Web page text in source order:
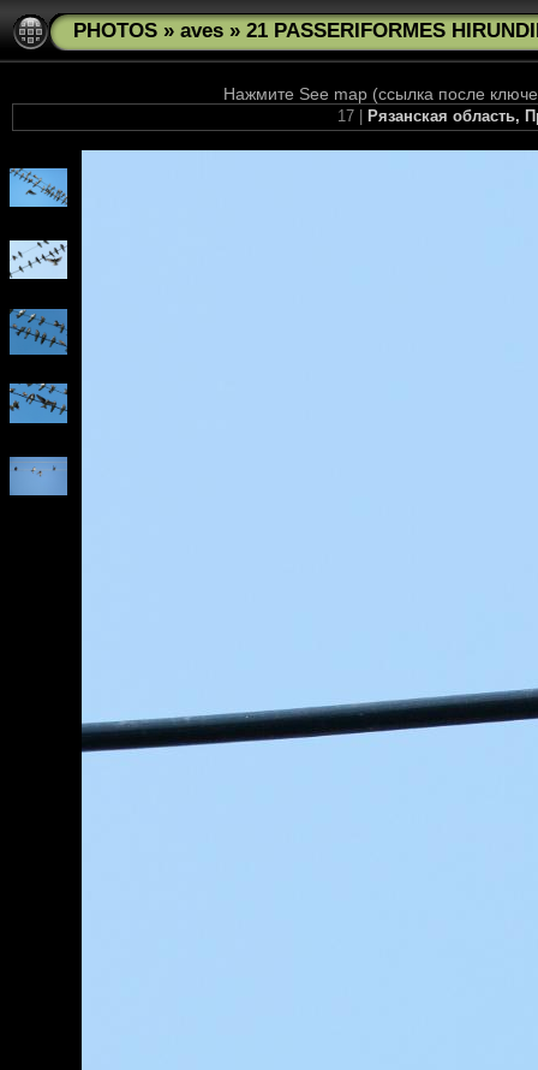
PHOTOS » aves » 21 PASSERIFORMES
Нажмите See map (ссылка после
17 | Рязанская область,